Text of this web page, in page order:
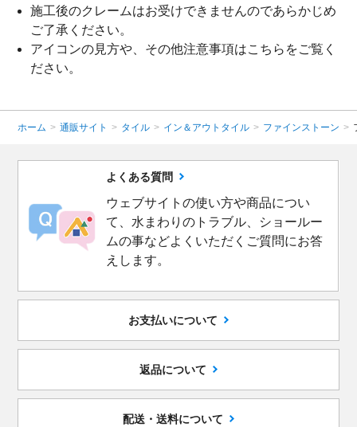
施工後のクレームはお受けできませんのであらかじめ
ご了承ください。
アイコンの見方や、その他注意事項はこちら をご覧く
ださい。
ホーム > 通販サイト > タイル > イン＆アウトタイル > ファインストーン >
よくある質問
ウェブサイトの使い方や商品につい
て、水まわりのトラブル、ショールー
ムの事などよくいただくご質問にお答
えします。
お支払いについて
返品について
配送・送料について